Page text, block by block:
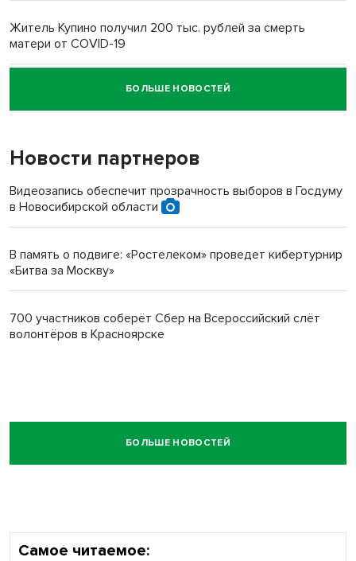
Житель Купино получил 200 тыс. рублей за смерть
матери от COVID-19
Новосибирский суд наказал водителя за смерть
пенсионерки на вокзале
БОЛЬШЕ НОВОСТЕЙ
Новости партнеров
Видеозапись обеспечит прозрачность выборов в Госдуму
в Новосибирской области
В память о подвиге: «Ростелеком» проведет кибертурнир
«Битва за Москву»
700 участников соберёт Сбер на Всероссийский слёт
волонтёров в Красноярске
БОЛЬШЕ НОВОСТЕЙ
Самое читаемое: